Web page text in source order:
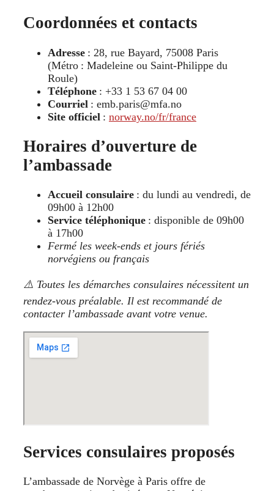
Coordonnées et contacts
Adresse : 28, rue Bayard, 75008 Paris
(Métro : Madeleine ou Saint-Philippe du
Roule)
Téléphone : +33 1 53 67 04 00
Courriel : emb.paris@mfa.no
Site officiel : norway.no/fr/france
Horaires d’ouverture de
l’ambassade
Accueil consulaire : du lundi au vendredi, de
09h00 à 12h00
Service téléphonique : disponible de 09h00
à 17h00
Fermé les week-ends et jours fériés
norvégiens ou français
⚠️ Toutes les démarches consulaires nécessitent un
rendez-vous préalable. Il est recommandé de
contacter l’ambassade avant votre venue.
Services consulaires proposés
L’ambassade de Norvège à Paris offre de